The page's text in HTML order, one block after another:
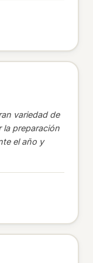
variedad de
la preparación
el año y